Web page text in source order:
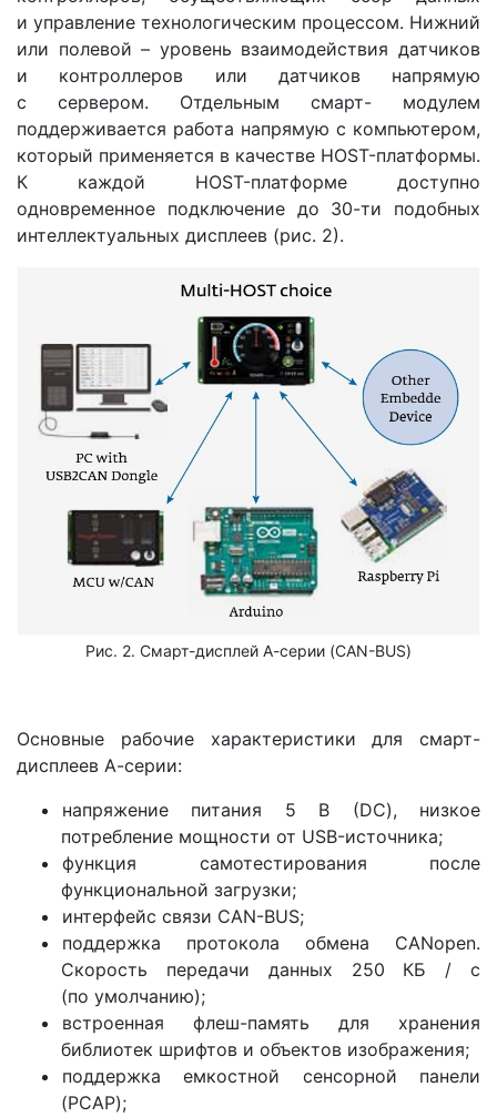
и управление технологическим процессом. Нижний
или полевой – уровень взаимодействия датчиков
и контроллеров или датчиков напрямую
с сервером. Отдельным смарт- модулем
поддерживается работа напрямую с компьютером,
который применяется в качестве HOST-платформы.
К каждой HOST-платформе доступно
одновременное подключение до 30-ти подобных
интеллектуальных дисплеев (рис. 2).
Рис. 2. Смарт-дисплей А-серии (CAN-BUS)
Основные рабочие характеристики для смарт-
дисплеев А-серии:
напряжение питания 5 В (DC), низкое
потребление мощности от USB-источника;
функция самотестирования после
функциональной загрузки;
интерфейс связи CAN-BUS;
поддержка протокола обмена CANopen.
Скорость передачи данных 250 КБ / с
(по умолчанию);
встроенная флеш-память для хранения
библиотек шрифтов и объектов изображения;
поддержка емкостной сенсорной панели
(PCAP);